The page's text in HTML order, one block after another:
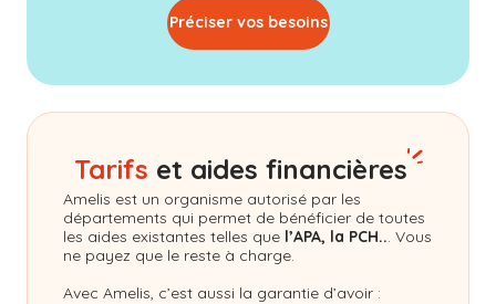
Préciser vos besoins
Tarifs et aides financières
Amelis est un organisme autorisé par les
départements qui permet de bénéficier de toutes
les aides existantes telles que l’APA, la PCH... Vous
ne payez que le reste à charge.
Avec Amelis, c’est aussi la garantie d’avoir :